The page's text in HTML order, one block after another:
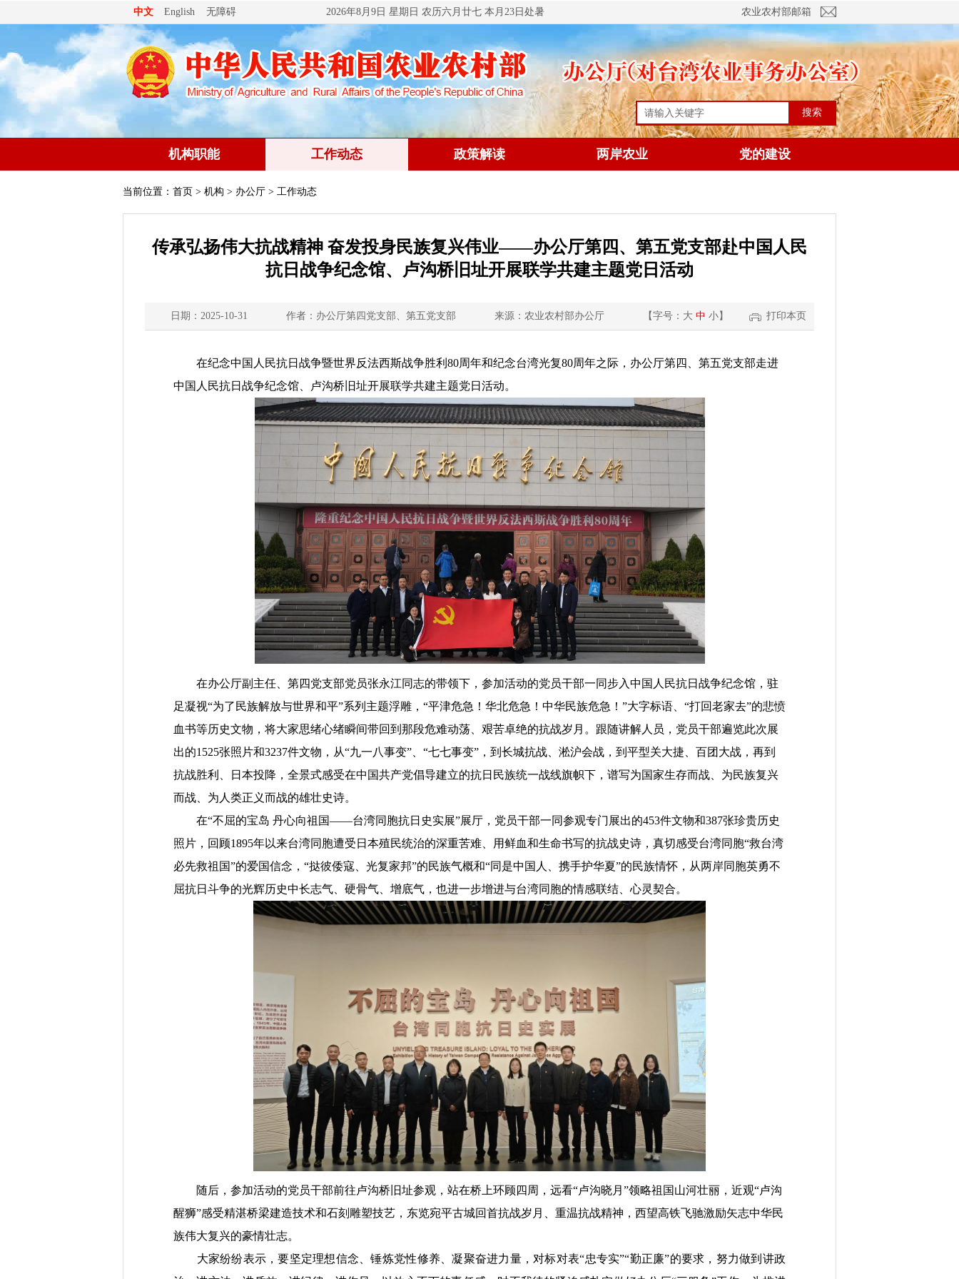
中文 English 无障碍 2026年8月9日 星期日 农历六月廿七 本月23日处暑 农业农村部邮箱
搜索
机构职能 工作动态 政策解读 两岸农业 党的建设
当前位置： 首页 > 机构 > 办公厅 > 工作动态
传承弘扬伟大抗战精神 奋发投身民族复兴伟业——办公厅第四、第五党支部赴中国人民
抗日战争纪念馆、卢沟桥旧址开展联学共建主题党日活动
日期：2025-10-31 作者：办公厅第四党支部、第五党支部 来源：农业农村部办公厅 【字号： 大 中 小】 打印本页
在纪念中国人民抗日战争暨世界反法西斯战争胜利 80周年和纪念台湾光复80周年之际，办公厅第四、第五党支部走进
中国人民抗日战争纪念馆、卢沟桥旧址开展联学共建主题党日活动。
在办公厅副主任、第四党支部党员张永江同志的带领下，参加活动的党员干部一同步入中国人民抗日战争纪念馆，驻
足凝视“为了民族解放与世界和平”系列主题浮雕，“平津危急！华北危急！中华民族危急！”大字标语、“打回老家去”的悲愤
血书等历史文物，将大家思绪心绪瞬间带回到那段危难动荡、艰苦卓绝的抗战岁月。跟随讲解人员，党员干部遍览此次展
出的1525张照片和3237件文物，从“九一八事变”、“七七事变”，到长城抗战、淞沪会战，到平型关大捷、百团大战，再到
抗战胜利、日本投降，全景式感受在中国共产党倡导建立的抗日民族统一战线旗帜下，谱写为国家生存而战、为民族复兴
而战、为人类正义而战的雄壮史诗。
在“不屈的宝岛 丹心向祖国——台湾同胞抗日史实展”展厅，党员干部一同参观专门展出的453件文物和387张珍贵历史
照片，回顾1895年以来台湾同胞遭受日本殖民统治的深重苦难、用鲜血和生命书写的抗战史诗，真切感受台湾同胞“救台湾
必先救祖国”的爱国信念，“挞彼倭寇、光复家邦”的民族气概和“同是中国人、携手护华夏”的民族情怀，从两岸同胞英勇不
屈抗日斗争的光辉历史中长志气、硬骨气、增底气，也进一步增进与台湾同胞的情感联结、心灵契合。
随后，参加活动的党员干部前往卢沟桥旧址参观，站在桥上环顾四周，远看“卢沟晓月”领略祖国山河壮丽，近观“卢沟
醒狮”感受精湛桥梁建造技术和石刻雕塑技艺，东览宛平古城回首抗战岁月、重温抗战精神，西望高铁飞驰激励矢志中华民
族伟大复兴的豪情壮志。
大家纷纷表示，要坚定理想信念、锤炼党性修养、凝聚奋进力量，对标对表“忠专实”“勤正廉”的要求，努力做到讲政